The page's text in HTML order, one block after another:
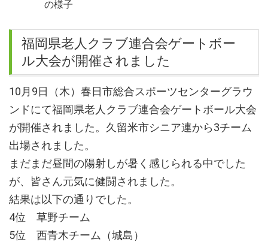
の様子
福岡県老人クラブ連合会ゲートボー
ル大会が開催されました
10月9日（木）春日市総合スポーツセンターグラウ
ンドにて福岡県老人クラブ連合会ゲートボール大会
が開催されました。久留米市シニア連から3チーム
出場されました。
まだまだ昼間の陽射しが暑く感じられる中でした
が、皆さん元気に健闘されました。
結果は以下の通りでした。
4位 草野チーム
5位 西青木チーム（城島）